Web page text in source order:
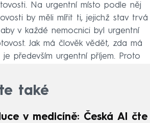
Na urgentní místo podle něj
by měli mířit ti, jejichž stav trvá
v každé nemocnici byl urgentní
Jak má člověk vědět, zda má
především urgentní příjem. Proto
také
v medicíně: Česká AI čte